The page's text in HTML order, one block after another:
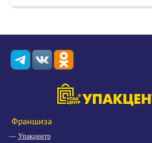
Франшиза
Упакцентр